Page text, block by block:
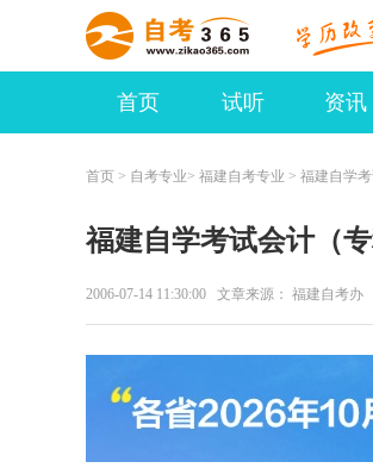
首页 试听 资讯
首页 > 自考专业> 福建自考专业 > 福建自学
福建自学考试会计（
2006-07-14 11:30:00 文章来源： 福建自考办